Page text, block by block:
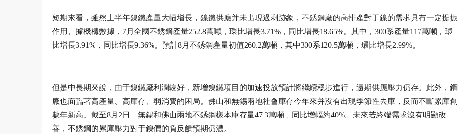
短期來看，雖然上半年鎳鐵產量大幅增長，鎳鐵供應并未出現過剩跡象，不銹鋼廠的高排產對于鎳的需求具有一定提振
作用。據機構數據，7月全國不銹鋼產量252.8萬噸，環比增長3.71%，同比增長18.65%。其中，300系產量117萬噸，環
比增長3.91%，同比增長9.36%。預計8月不銹鋼產量初值260.2萬噸，其中300系120.5萬噸，環比增長2.99%。
但是中長期來說，由于鎳鐵廠利潤較好，新增鎳鐵項目的加速投放預計將繼續穩步進行，遠期供應壓力仍存。此外，鋼
廠也面臨著高產量、高庫存、弱消費的困局。佛山和無錫兩地社會庫存今年來并沒有出現季節性去庫，反而不斷累庫創
數年新高。截至8月2日，無錫和佛山兩地不銹鋼樣本庫存量47.3萬噸，同比增幅約40%。未來若終端需求沒有明顯改
善，不銹鋼的累庫壓力對于鎳價的負反饋預期仍濃。